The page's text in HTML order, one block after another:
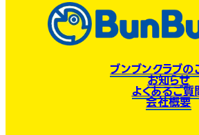
ブンブンクラブの
お知らせ
よくあるご質
会社概要